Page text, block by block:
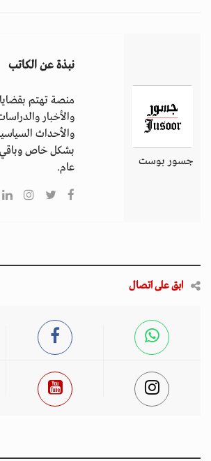
جسور بوست
نبذة عن الكاتب
منصة تهتم
والأخبار
والأحداث
بشكل خاص وباقي
عام.
ابق على اتصال